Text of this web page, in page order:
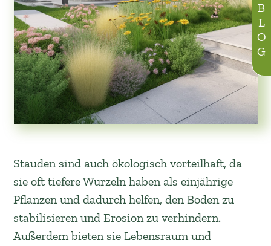
BLOG
Stauden sind auch ökologisch vorteilhaft, da
sie oft tiefere Wurzeln haben als einjährige
Pflanzen und dadurch helfen, den Boden zu
stabilisieren und Erosion zu verhindern.
Außerdem bieten sie Lebensraum und